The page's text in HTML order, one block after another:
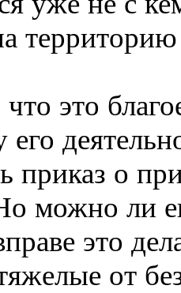
это
его
приказ о
можно ли
это
от